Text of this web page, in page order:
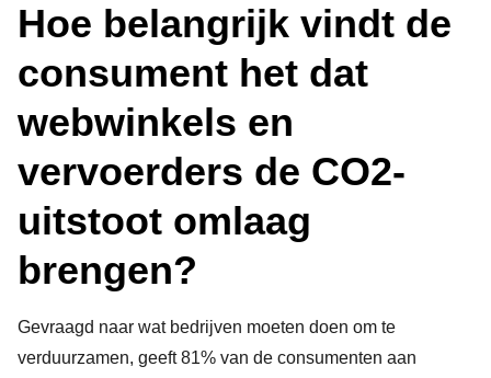
Hoe belangrijk vindt de
consument het dat
webwinkels en
vervoerders de CO2-
uitstoot omlaag
brengen?
Gevraagd naar wat bedrijven moeten doen om te
verduurzamen, geeft 81% van de consumenten aan